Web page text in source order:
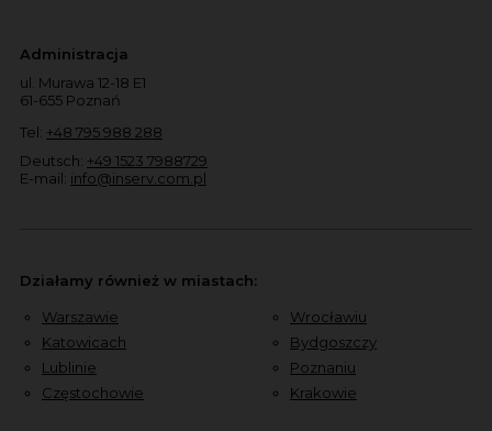
Administracja
ul. Murawa 12-18 E1
61-655 Poznań
Tel: +48 795 988 288
Deutsch: +49 1523 7988729
E-mail: info@inserv.com.pl
Działamy również w miastach:
Warszawie
Katowicach
Lublinie
Częstochowie
Wrocławiu
Bydgoszczy
Poznaniu
Krakowie